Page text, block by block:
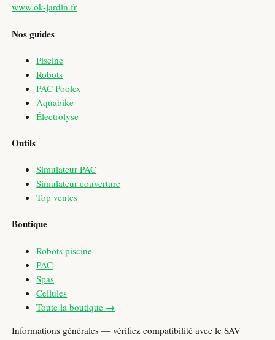
www.ok-jardin.fr
Nos guides
Piscine
Robots
PAC Poolex
Aquabike
Électrolyse
Outils
Simulateur PAC
Simulateur couverture
Top ventes
Boutique
Robots piscine
PAC
Spas
Cellules
Toute la boutique →
Informations générales — vérifiez compatibilité avec le SAV